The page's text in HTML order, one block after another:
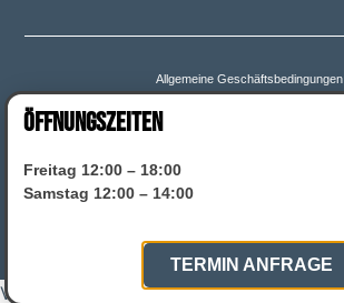
Allgemeine Geschäftsbedingungen
Bestellung bestätigen & absenden
Widerruf für digitale Inhalte
Vertrag widerrufen
ÖFFNUNGSZEITEN
Freitag 12:00 – 18:00
Samstag 12:00 – 14:00
TERMIN ANFRAGE